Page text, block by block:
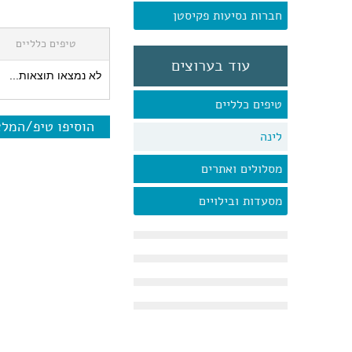
חברות נסיעות פקיסטן
עוד בערוצים
טיפים כלליים
לינה
מסלולים ואתרים
מסעדות ובילויים
טיפים כלליים
לא נמצאו תוצאות...
הוסיפו טיפ/